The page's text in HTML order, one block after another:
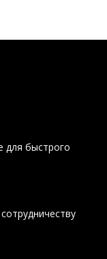
для быстрого